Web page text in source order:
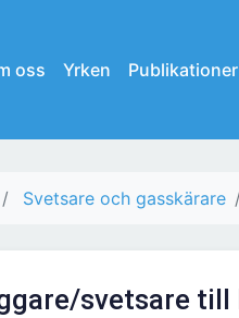
oss Yrken Publikationer
Svetsare och gasskärare
svetsare till